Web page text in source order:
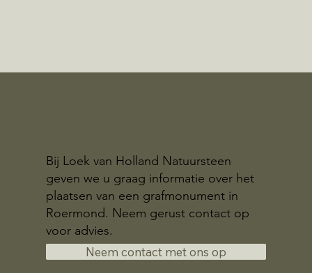
Bij Loek van Holland Natuursteen
geven we u graag informatie over het
plaatsen van een grafmonument in
Roermond. Neem gerust contact op
voor advies.
Neem contact met ons op